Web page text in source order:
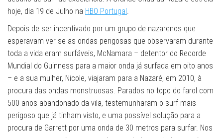
hoje, dia 19 de Julho na HBO Portugal.
Depois de ser incentivado por um grupo de nazarenos que
esperavam ver se as ondas perigosas que observaram durante
toda a vida eram surfáveis, McNamara – detentor do Recorde
Mundial do Guinness para a maior onda já surfada em oito anos
– e a sua mulher, Nicole, viajaram para a Nazaré, em 2010, à
procura das ondas monstruosas. Parados no topo do farol com
500 anos abandonado da vila, testemunharam o surf mais
perigoso que já tinham visto, e uma possível solução para a
procura de Garrett por uma onda de 30 metros para surfar. Nos